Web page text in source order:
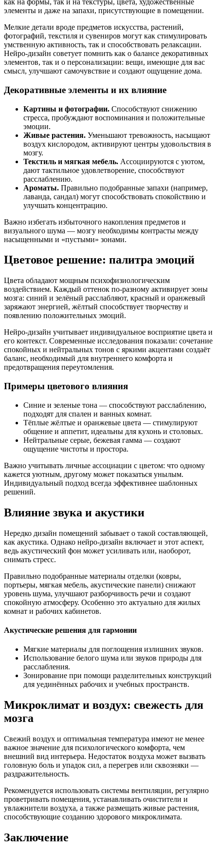
как на формы, так и на текстуры, цвета, художественные
элементы и даже на запахи, присутствующие в помещении.
Мелкие детали вроде предметов искусства, растений,
фотографий, текстиля и сувениров могут как стимулировать
умственную активность, так и способствовать релаксации.
Нейро-дизайн советует помнить как о балансе декоративных
элементов, так и о персонализации: вещи, имеющие для вас
смысл, улучшают самочувствие и создают ощущение дома.
Декоративные элементы и их влияние
Картины и фотографии. Способствуют снижению
стресса, пробуждают воспоминания и положительные
эмоции.
Живые растения. Уменьшают тревожность, насыщают
воздух кислородом, активируют центры удовольствия в
мозгу.
Текстиль и мягкая мебель. Ассоциируются с уютом,
дают тактильное удовлетворение, способствуют
расслаблению.
Ароматы. Правильно подобранные запахи (например,
лаванда, сандал) могут способствовать спокойствию и
улучшать концентрацию.
Важно избегать избыточного накопления предметов и
визуального шума — мозгу необходимы контрасты между
насыщенными и «пустыми» зонами.
Цветовое решение: палитра эмоций
Цвета обладают мощным психофизиологическим
воздействием. Каждый оттенок по-разному активирует зоны
мозга: синий и зелёный расслабляют, красный и оранжевый
заряжают энергией, жёлтый способствует творчеству и
появлению положительных эмоций.
Нейро-дизайн учитывает индивидуальное восприятие цвета и
его контекст. Современные исследования показали: сочетание
спокойных и нейтральных тонов с яркими акцентами создаёт
баланс, необходимый для внутреннего комфорта и
предотвращения переутомления.
Примеры цветового влияния
Синие и зеленые тона — способствуют расслаблению,
подходят для спален и ванных комнат.
Тёплые жёлтые и оранжевые цвета — стимулируют
общение и аппетит, идеальны для кухонь и столовых.
Нейтральные серые, бежевая гамма — создают
ощущение чистоты и простора.
Важно учитывать личные ассоциации с цветом: что одному
кажется уютным, другому может показаться унылым.
Индивидуальный подход всегда эффективнее шаблонных
решений.
Влияние звука и акустики
Нередко дизайн помещений забывает о такой составляющей,
как акустика. Однако нейро-дизайн включает и этот аспект,
ведь акустический фон может усиливать или, наоборот,
снимать стресс.
Правильно подобранные материалы отделки (ковры,
портьеры, мягкая мебель, акустические панели) снижают
уровень шума, улучшают разборчивость речи и создают
спокойную атмосферу. Особенно это актуально для жилых
комнат и рабочих кабинетов.
Акустические решения для гармонии
Мягкие материалы для поглощения излишних звуков.
Использование белого шума или звуков природы для
расслабления.
Зонирование при помощи разделительных конструкций
для уединённых рабочих и учебных пространств.
Микроклимат и воздух: свежесть для
мозга
Свежий воздух и оптимальная температура имеют не менее
важное значение для психологического комфорта, чем
внешний вид интерьера. Недостаток воздуха может вызвать
головную боль и упадок сил, а перегрев или сквозняки —
раздражительность.
Рекомендуется использовать системы вентиляции, регулярно
проветривать помещения, устанавливать очистители и
увлажнители воздуха, а также размещать живые растения,
способствующие созданию здорового микроклимата.
Заключение